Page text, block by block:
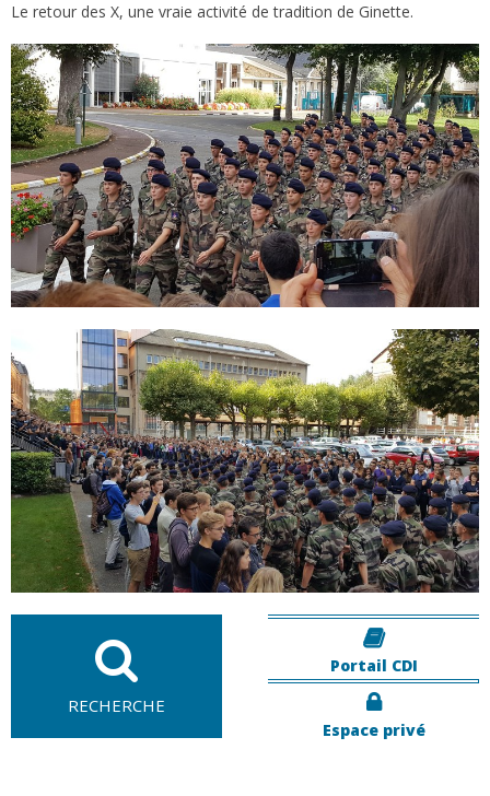
Le retour des X, une vraie activité de tradition de Ginette.
RECHERCHE
Portail CDI
Espace privé